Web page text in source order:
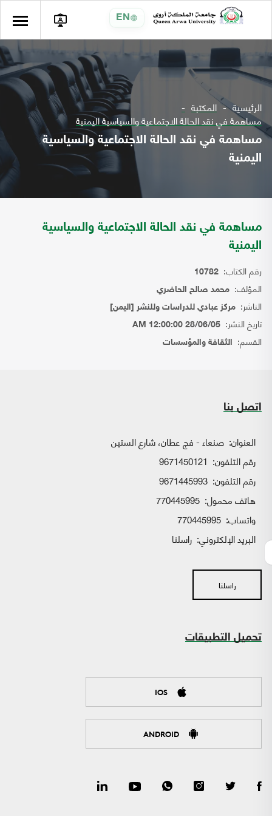
EN
الرئيسية المكتبة
مساهمة في نقد الحالة الاجتماعية والسياسية اليمنية
مساهمة في نقد الحالة الاجتماعية والسياسية
اليمنية
مساهمة في نقد الحالة الاجتماعية والسياسية
اليمنية
رقم الكتاب: 10782
المؤلف: محمد صالح الحاضري
الناشر: مركز عبادي للدراسات وللنشر [اليمن]
تاريخ النشر: 28/06/05 12:00:00 AM
القسم: الثقافة والمؤسسات
اتصل بنا
العنوان: صنعاء - فج عطان، شارع الستين
رقم التلفون: 9671450121
رقم التلفون: 9671445993
هاتف محمول: 770445995
واتساب:
البريد الإلكتروني: راسلنا
راسلنا
تحميل التطبيقات
IOS
ANDROID